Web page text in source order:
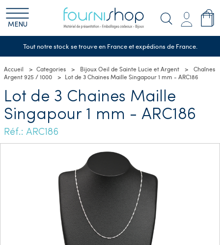
MENU
Tout notre stock se trouve en France et expédions de France.
Accueil Categories Bijoux Oeil de Sainte Lucie et Argent
Chaînes
Argent 925 / 1000
Lot de 3 Chaines Maille Singapour 1 mm - ARC186
Lot de 3 Chaines Maille
Singapour 1 mm - ARC186
Réf.: ARC186